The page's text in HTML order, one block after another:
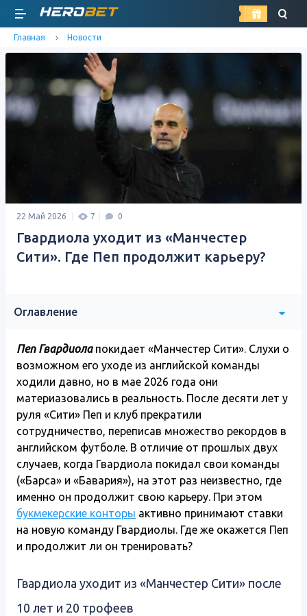
найти
Главная Новости
22 Май 2026 7 0
Гвардиола уходит из «Манчестер
Сити». Где Пеп продолжит карьеру?
Оглавление
Пеп Гвардиолапокидает «Манчестер Сити». Слухи о
возможном его уходе из английской команды
ходили давно, но в мае 2026 года они
материазовались в реальность. После десяти лет у
руля «Сити» Пеп и клуб прекратили
сотрудничество, переписав множество рекордов в
английском футболе. В отличие от прошлых двух
случаев, когда Гвардиола покидал свои команды
(«Барса» и «Бавария»), на этот раз неизвестно, где
именно он продолжит свою карьеру. При этом
букмекерские конторы активно принимают ставки
на новую команду Гвардиолы. Где же окажется Пеп
и продолжит ли он тренировать?
Гвардиола уходит из «Манчестер Сити» после
10 лет и 20 трофеев